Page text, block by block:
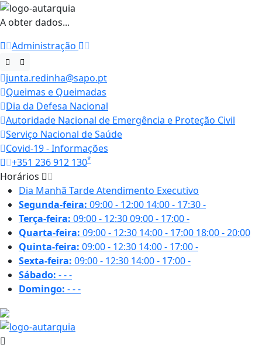
A obter dados...
Administração
junta.redinha@sapo.pt
Queimas e Queimadas
Dia da Defesa Nacional
Autoridade Nacional de Emergência e Proteção Civil
Serviço Nacional de Saúde
Covid-19 - Informações
+351 236 912 130*
Horários
Dia Manhã TardeAtendimento Executivo
Segunda-feira: 09:00 - 12:00 14:00 - 17:30-
Terça-feira: 09:00 - 12:3009:00 - 17:00-
Quarta-feira: 09:00 - 12:30 14:00 - 17:00 18:00 - 20:00
Quinta-feira: 09:00 - 12:30 14:00 - 17:00-
Sexta-feira: 09:00 - 12:30 14:00 - 17:00-
Sábado: ---
Domingo: ---